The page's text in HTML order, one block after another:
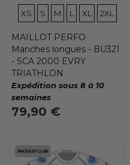
TAILLES
XS
TAILLES
S
TAILLES
M
TAILLES
L
TAILLES
XL
TAILLES
2XL
MAILLOT PERFO
Manches longues - BU321
- SCA 2000 EVRY
TRIATHLON
Expédition sous 8 à 10
semaines
79,90 €